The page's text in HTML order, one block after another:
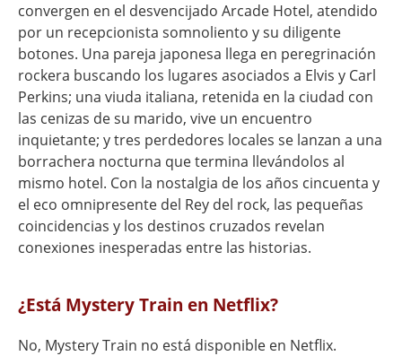
convergen en el desvencijado Arcade Hotel, atendido
por un recepcionista somnoliento y su diligente
botones. Una pareja japonesa llega en peregrinación
rockera buscando los lugares asociados a Elvis y Carl
Perkins; una viuda italiana, retenida en la ciudad con
las cenizas de su marido, vive un encuentro
inquietante; y tres perdedores locales se lanzan a una
borrachera nocturna que termina llevándolos al
mismo hotel. Con la nostalgia de los años cincuenta y
el eco omnipresente del Rey del rock, las pequeñas
coincidencias y los destinos cruzados revelan
conexiones inesperadas entre las historias.
¿Está Mystery Train en Netflix?
No, Mystery Train no está disponible en Netflix.